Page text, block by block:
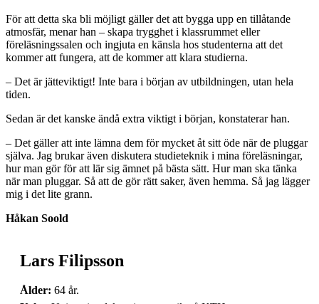
För att detta ska bli möjligt gäller det att bygga upp en tillåtande
atmosfär, menar han – skapa trygghet i klassrummet eller
föreläsningssalen och ingjuta en känsla hos studenterna att det
kommer att fungera, att de kommer att klara studierna.
– Det är jätteviktigt! Inte bara i början av utbildningen, utan hela
tiden.
Sedan är det kanske ändå extra viktigt i början, konstaterar han.
– Det gäller att inte lämna dem för mycket åt sitt öde när de pluggar
själva. Jag brukar även diskutera studieteknik i mina föreläsningar,
hur man gör för att lär sig ämnet på bästa sätt. Hur man ska tänka
när man pluggar. Så att de gör rätt saker, även hemma. Så jag lägger
mig i det lite grann.
Håkan Soold
Lars Filipsson
Ålder: 64 år.